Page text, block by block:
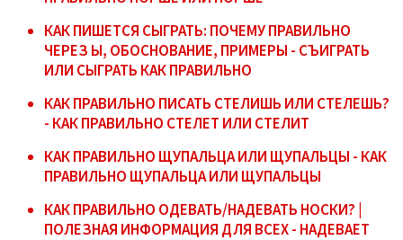
КАК ПИШЕТСЯ СЫГРАТЬ: ПОЧЕМУ ПРАВИЛЬНО
ЧЕРЕЗ Ы, ОБОСНОВАНИЕ, ПРИМЕРЫ - СЪИГРАТЬ
ИЛИ СЫГРАТЬ КАК ПРАВИЛЬНО
КАК ПРАВИЛЬНО ПИСАТЬ СТЕЛИШЬ ИЛИ СТЕЛЕШЬ?
- КАК ПРАВИЛЬНО СТЕЛЕТ ИЛИ СТЕЛИТ
КАК ПРАВИЛЬНО ЩУПАЛЬЦА ИЛИ ЩУПАЛЬЦЫ - КАК
ПРАВИЛЬНО ЩУПАЛЬЦА ИЛИ ЩУПАЛЬЦЫ
КАК ПРАВИЛЬНО ОДЕВАТЬ/НАДЕВАТЬ НОСКИ? |
ПОЛЕЗНАЯ ИНФОРМАЦИЯ ДЛЯ ВСЕХ - НАДЕВАЕТ